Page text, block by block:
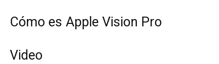
Cómo es Apple Vision Pro
Video